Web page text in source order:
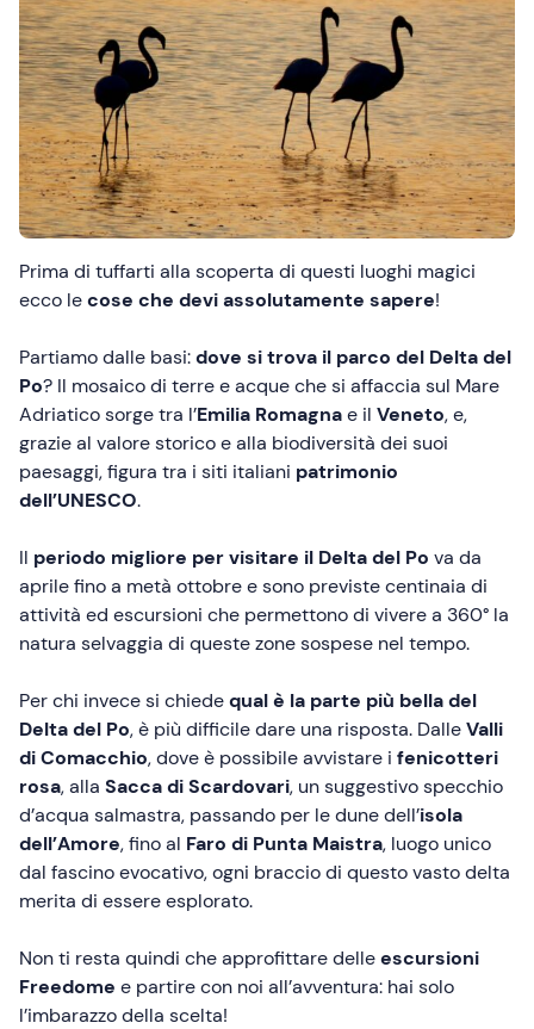
Prima di tuffarti alla scoperta di questi luoghi magici
ecco lecose che devi assolutamente sapere!
Partiamo dalle basi:dove si trova il parco del Delta del
Po? Il mosaico di terre e acque che si affaccia sul Mare
Adriatico sorge tra l’Emilia Romagnae il Veneto, e,
grazie al valore storico e alla biodiversità dei suoi
paesaggi, figura tra i siti italiani patrimonio
dell’UNESCO.
Il periodo migliore per visitare il Delta del Po va da
aprile fino a metà ottobre e sono previste centinaia di
attività ed escursioni che permettono di vivere a 360° la
natura selvaggia di queste zone sospese nel tempo.
Per chi invece si chiedequal è la parte più bella del
Delta del Po, è più difficile dare una risposta. DalleValli
di Comacchio, dove è possibile avvistare i fenicotteri
rosa, alla Sacca di Scardovari, un suggestivo specchio
d’acqua salmastra, passando per le dune dell’isola
dell’Amore, fino al Faro di Punta Maistra, luogo unico
dal fascino evocativo, ogni braccio di questo vasto delta
merita di essere esplorato.
Non ti resta quindi che approfittare delleescursioni
Freedome e partire con noi all’avventura: hai solo
l’imbarazzo della scelta!